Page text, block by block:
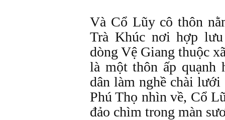
Và Cổ Lũy cô thôn
Trà Khúc nơi hợp
dòng Vệ Giang thuộc
là một thôn ấp quạnh
dân làm nghề chài
Phú Thọ nhìn về, Cổ
đảo chìm trong màn